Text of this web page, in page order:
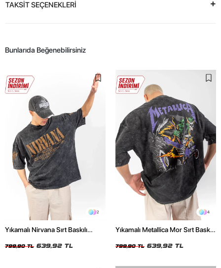
TAKSİT SEÇENEKLERİ
Bunlarıda Beğenebilirsiniz
2
Yıkamalı Nirvana Sırt Baskılı
799,90 TL 639,92 TL
4
Yıkamalı Metallica Mor Sırt Baskılı
799,90 TL 639,92 TL